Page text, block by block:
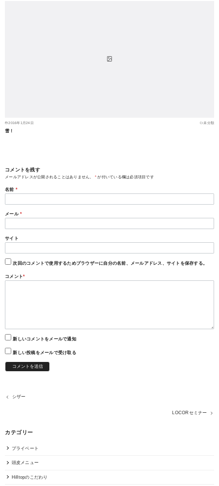
2016年1月24日 未分類
雪！
コメントを残す
メールアドレスが公開されることはありません。 * が付いている欄は必須項目です
名前 *
メール *
サイト
次回のコメントで使用するためブラウザーに自分の名前、メールアドレス、サイトを保存する。
コメント*
新しいコメントをメールで通知
新しい投稿をメールで受け取る
シザー
LOCORセミナー
カテゴリー
プライベート
頭皮メニュー
Hilltopのこだわり